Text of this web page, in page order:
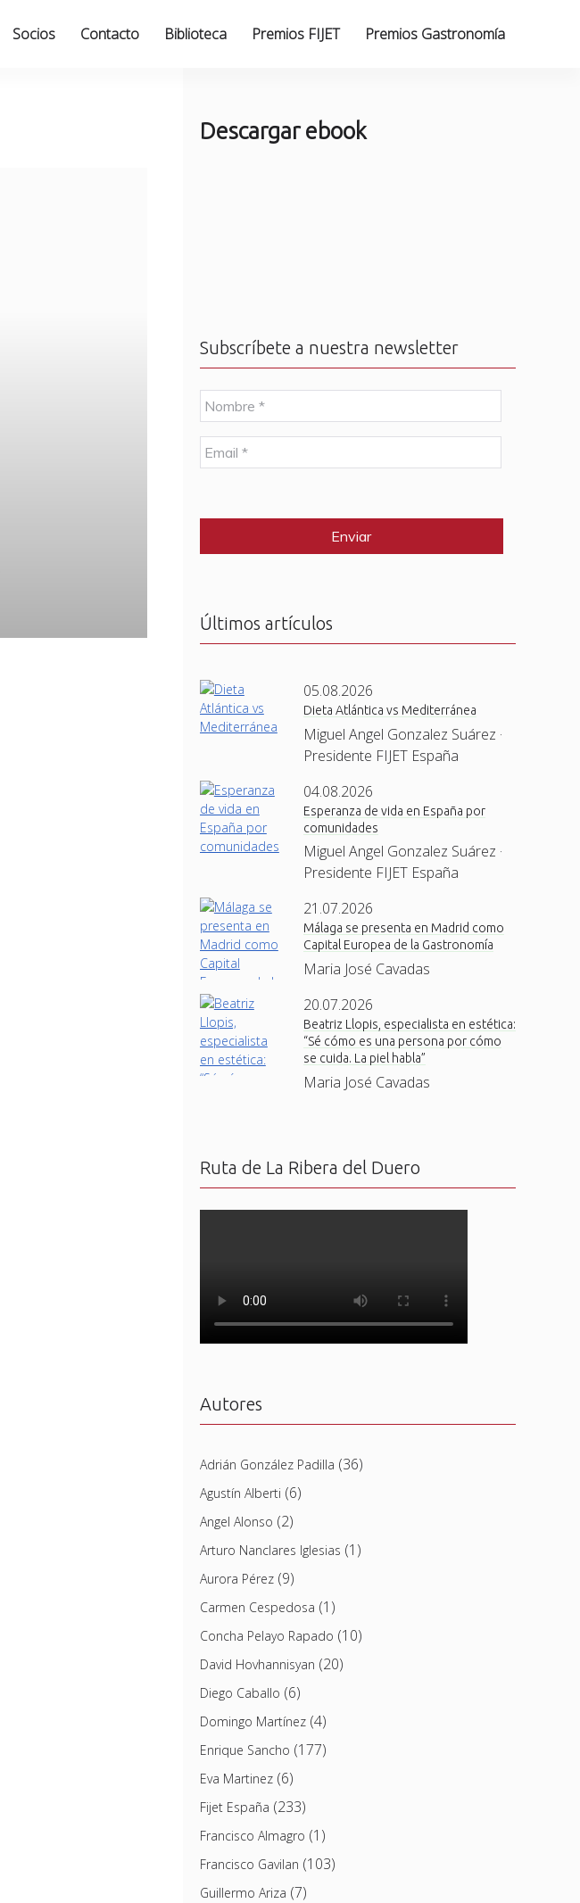
Socios Contacto Biblioteca Premios FIJET Premios Gastronomía
Descargar ebook
Subscríbete a nuestra newsletter
N
o
m
b
r
E
m
l
Últimos artículos
05.08.2026
Dieta Atlántica vs Mediterránea
Miguel Angel Gonzalez Suárez ·
Presidente FIJET España
04.08.2026
Esperanza de vida en España por
comunidades
Miguel Angel Gonzalez Suárez ·
Presidente FIJET España
21.07.2026
Málaga se presenta en Madrid como
Capital Europea de la Gastronomía
Maria José Cavadas
20.07.2026
Beatriz Llopis, especialista en estética:
“Sé cómo es una persona por cómo
se cuida. La piel habla”
Maria José Cavadas
Ruta de La Ribera del Duero
Autores
Adrián González Padilla (36)
Agustín Alberti (6)
Angel Alonso (2)
Arturo Nanclares Iglesias (1)
Aurora Pérez(9)
Carmen Cespedosa (1)
Concha Pelayo Rapado (10)
David Hovhannisyan (20)
Diego Caballo (6)
Domingo Martínez(4)
Enrique Sancho (177)
Eva Martinez(6)
Fijet España (233)
Francisco Almagro (1)
Francisco Gavilan (103)
Guillermo Ariza (7)